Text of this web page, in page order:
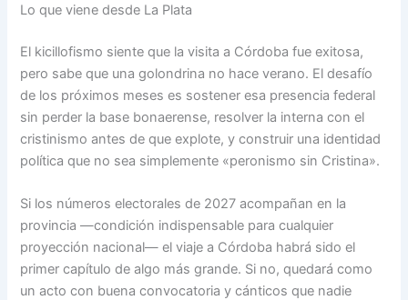
Lo que viene desde La Plata
El kicillofismo siente que la visita a Córdoba fue exitosa,
pero sabe que una golondrina no hace verano. El desafío
de los próximos meses es sostener esa presencia federal
sin perder la base bonaerense, resolver la interna con el
cristinismo antes de que explote, y construir una identidad
política que no sea simplemente «peronismo sin Cristina».
Si los números electorales de 2027 acompañan en la
provincia —condición indispensable para cualquier
proyección nacional— el viaje a Córdoba habrá sido el
primer capítulo de algo más grande. Si no, quedará como
un acto con buena convocatoria y cánticos que nadie